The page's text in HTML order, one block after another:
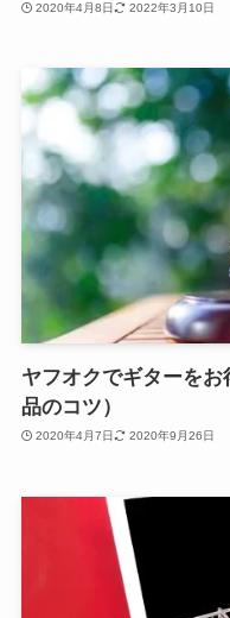
2020年4月8日 2022年3月10日
ヤフオクでギターを
品のコツ）
2020年4月7日 2020年9月26日